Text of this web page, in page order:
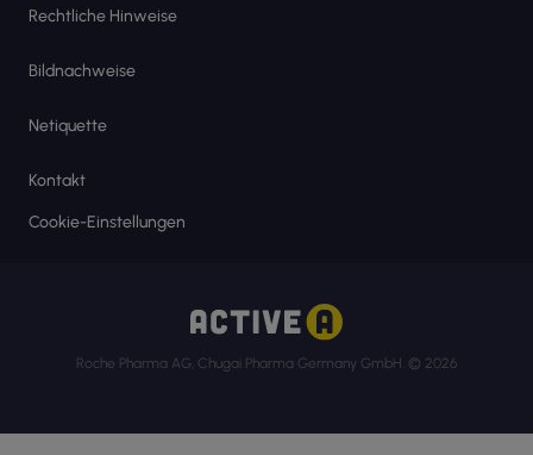
Roche Pharma AG, Chugai Pharma Germany GmbH. © 2026
Rechtliche Hinweise
Bildnachweise
Netiquette
Kontakt
Cookie-Einstellungen